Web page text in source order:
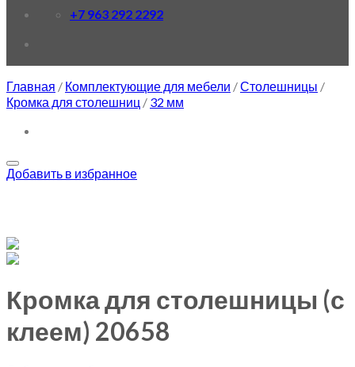
+7 963 292 2292
Главная / Комплектующие для мебели /Столешницы /
Кромка для столешниц / 32 мм
Добавить в избранное
Кромка для столешницы (с
клеем) 20658